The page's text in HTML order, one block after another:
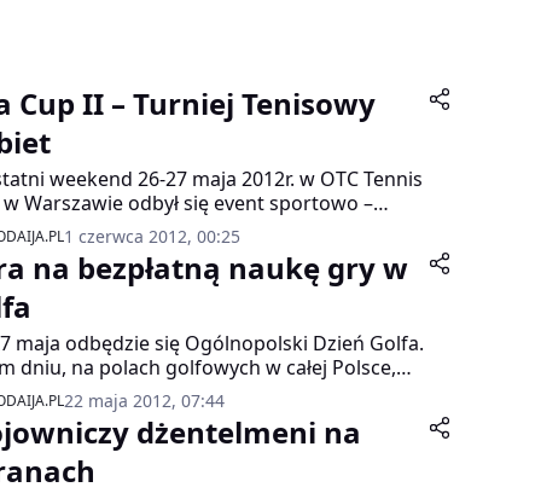
Cup II – Turniej Tenisowy
weekend 26-27 maja 2012r. w OTC Tennis
w Warszawie odbył się event sportowo –
Jola Cup, II turniej tenisowy kobiet +35
Szymanek-Deresz. Organizatorem
była rodzina św.p. Jolanty Szymanek-
wybitnego polityka i niezrównanej
amatorki. Ideą Turnieju jest integracja
politycznych, sportowych,
i medialnych pod pretekstem
rywalizacji tenisowej, ku pamięci
Szymanek-Deresz.
1 czerwca 2012, 00:25
na bezpłatną naukę gry w
maja odbędzie się Ogólnopolski Dzień Golfa.
dniu, na polach golfowych w całej Polsce,
ochotnik będzie mógł bezpłatnie spróbować
sił w jednej z najbardziej szlachetnych
sportu. Organizatorem akcji jest Polski
Golfa.
22 maja 2012, 07:44
dżentelmeni na